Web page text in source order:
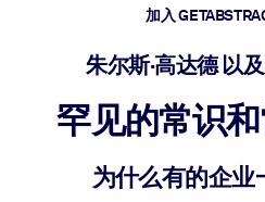
按系统
面向 LMS/LXP
将简短且经过验证的知识引入您
加入
朱尔斯·高达德 以
罕见的常识
为什么有的企业